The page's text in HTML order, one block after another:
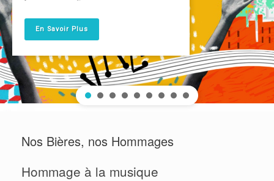
En Savoir Plus
Nos Bières, nos Hommages
Hommage à la musique